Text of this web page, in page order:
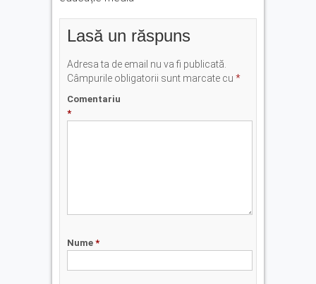
Lasă un răspuns
Adresa ta de email nu va fi publicată.
Câmpurile obligatorii sunt marcate cu *
Comentariu
*
Nume *